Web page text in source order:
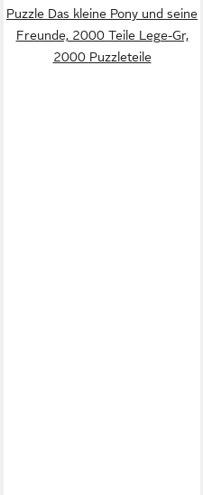
Puzzle Das kleine Pony und seine
Freunde, 2000 Teile Lege-Gr,
2000 Puzzleteile